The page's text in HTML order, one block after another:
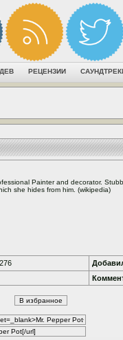
РЕЦЕНЗИИ
Painter and decorator.
she hides from him. (wikipedia)
276